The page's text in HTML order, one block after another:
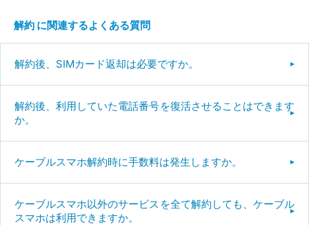
解約 に関連するよくある質問
解約後、SIMカード返却は必要ですか。
解約後、利用していた電話番号を復活させることはできます
か。
ケーブルスマホ解約時に手数料は発生しますか。
ケーブルスマホ以外のサービスを全て解約しても、ケーブル
スマホは利用できますか。